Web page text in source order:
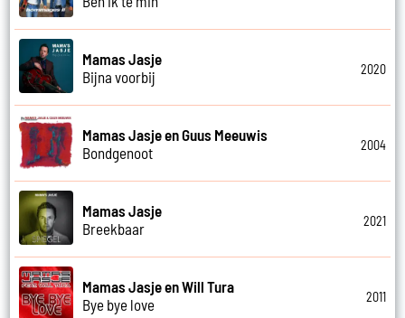
Mamas Jasje
Bijna voorbij
2020
Mamas Jasje en Guus Meeuwis
Bondgenoot
2004
Mamas Jasje
Breekbaar
2021
Mamas Jasje en Will Tura
Bye bye love
2011